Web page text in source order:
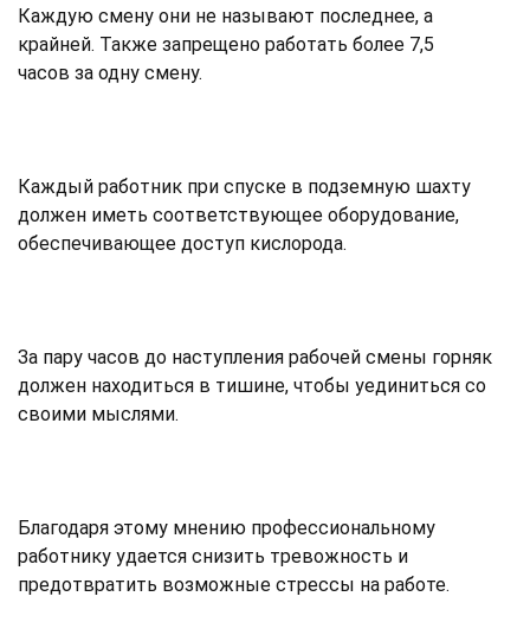
Каждую смену они не называют последнее, а
крайней. Также запрещено работать более 7,5
часов за одну смену.
Каждый работник при спуске в подземную шахту
должен иметь соответствующее оборудование,
обеспечивающее доступ кислорода.
За пару часов до наступления рабочей смены горняк
должен находиться в тишине, чтобы уединиться со
своими мыслями.
Благодаря этому мнению профессиональному
работнику удается снизить тревожность и
предотвратить возможные стрессы на работе.